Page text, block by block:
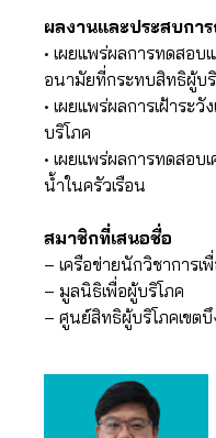
ผลงานและประสบกา
• เผยแพร่ผลการทดสอ
อนามัยที่กระทบสิทธิผู้บ
• เผยแพร่ผลการเฝ้าระ
บริโภค
• เผยแพร่ผลการทดสอบ
น้ำในครัวเรือน
สมาชิกที่เสนอชื่อ
– เครือข่ายนักวิชาการเ
– มูลนิธิเพื่อผู้บริโภค
– ศูนย์สิทธิผู้บริโภคเขต